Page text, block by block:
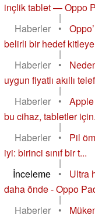
inçlik tablet — Oppo
|
Haberler
•
belirli bir hedef
|
Haberler
•
uygun fiyatlı akıllı
|
Haberler
•
bu cihaz, tabletler
|
Haberler
•
Pil
iyi: birinci sınıf bir t...
|
İnceleme
•
Ultra
daha önde - Oppo
|
Haberler
•